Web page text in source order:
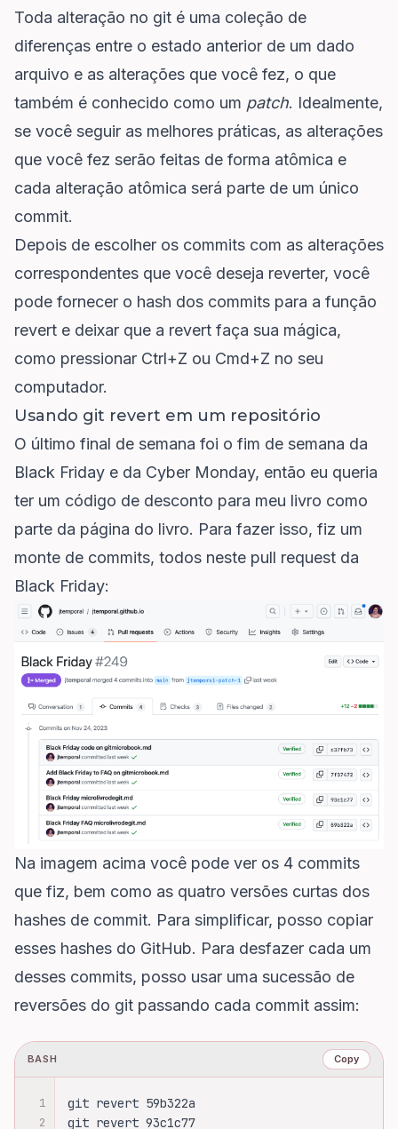
Toda alteração no git é uma coleção de
diferenças entre o estado anterior de um dado
arquivo e as alterações que você fez, o que
também é conhecido como um patch. Idealmente,
se você seguir as melhores práticas, as alterações
que você fez serão feitas de forma atômica e
cada alteração atômica será parte de um único
commit.
Depois de escolher os commits com as alterações
correspondentes que você deseja reverter, você
pode fornecer o hash dos commits para a função
revert e deixar que a revert faça sua mágica,
como pressionar Ctrl+Z ou Cmd+Z no seu
computador.
Usando git revert em um repositório
O último final de semana foi o fim de semana da
Black Friday e da Cyber Monday, então eu queria
ter um código de desconto para meu livro como
parte da página do livro. Para fazer isso, fiz um
monte de commits, todos neste pull request da
Black Friday:
Na imagem acima você pode ver os 4 commits
que fiz, bem como as quatro versões curtas dos
hashes de commit. Para simplificar, posso copiar
esses hashes do GitHub. Para desfazer cada um
desses commits, posso usar uma sucessão de
reversões do git passando cada commit assim:
BASH Copy
1 git revert 59b322a
2 git revert 93c1c77